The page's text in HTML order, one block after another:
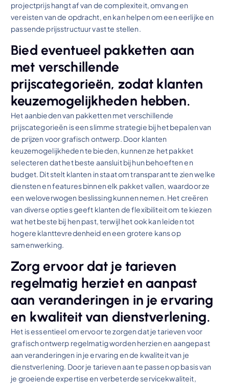
projectprijs hangt af van de complexiteit, omvang en
vereisten van de opdracht, en kan helpen om een eerlijke en
passende prijsstructuur vast te stellen.
Bied eventueel pakketten aan
met verschillende
prijscategorieën, zodat klanten
keuzemogelijkheden hebben.
Het aanbieden van pakketten met verschillende
prijscategorieën is een slimme strategie bij het bepalen van
de prijzen voor grafisch ontwerp. Door klanten
keuzemogelijkheden te bieden, kunnen ze het pakket
selecteren dat het beste aansluit bij hun behoeften en
budget. Dit stelt klanten in staat om transparant te zien welke
diensten en features binnen elk pakket vallen, waardoor ze
een weloverwogen beslissing kunnen nemen. Het creëren
van diverse opties geeft klanten de flexibiliteit om te kiezen
wat het beste bij hen past, terwijl het ook kan leiden tot
hogere klanttevredenheid en een grotere kans op
samenwerking.
Zorg ervoor dat je tarieven
regelmatig herziet en aanpast
aan veranderingen in je ervaring
en kwaliteit van dienstverlening.
Het is essentieel om ervoor te zorgen dat je tarieven voor
grafisch ontwerp regelmatig worden herzien en aangepast
aan veranderingen in je ervaring en de kwaliteit van je
dienstverlening. Door je tarieven aan te passen op basis van
je groeiende expertise en verbeterde servicekwaliteit,